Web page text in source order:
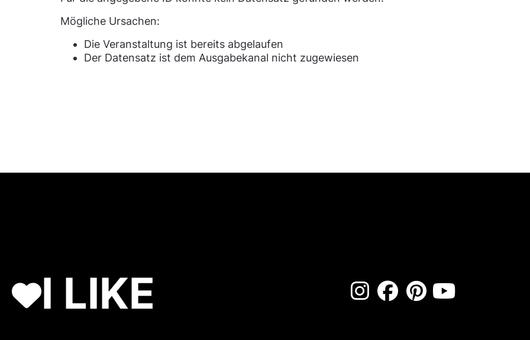
Mögliche Ursachen:
Die Veranstaltung ist bereits abgelaufen
Der Datensatz ist dem Ausgabekanal nicht zugewiesen
I LIKE